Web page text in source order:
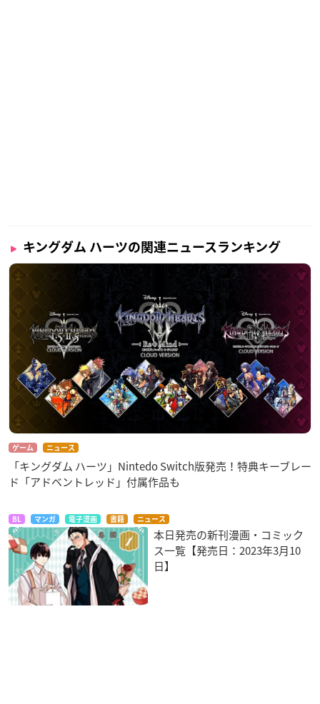
キングダム ハーツの関連ニュースランキング
ゲーム ニュース
「キングダム ハーツ」Nintedo Switch版発売！特典キーブレー
ド「アドベントレッド」付属作品も
BL マンガ 電子漫画 書籍 ニュース
本日発売の新刊漫画・コミック
ス一覧【発売日：2023年3月10
日】